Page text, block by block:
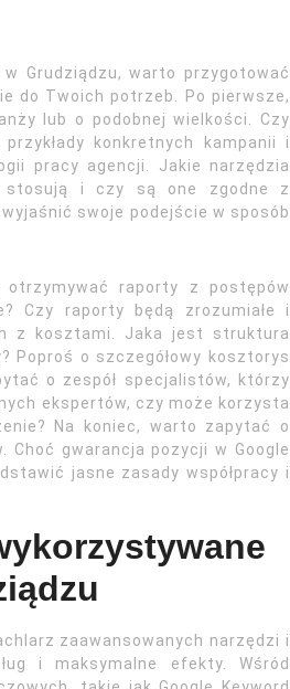
Grudziądzu, warto przygotować
do Twoich potrzeb. Po pierwsze,
lub o podobnej wielkości. Czy
konkretnych kampanii i
pracy agencji. Jakie narzędzia
stosują i czy są one zgodne z
swoje podejście w sposób
raporty z postępów
Czy raporty będą zrozumiałe i
z kosztami. Jaka jest struktura
Poproś o szczegółowy kosztorys
o zespół specjalistów, którzy
ekspertów, czy może korzysta
Na koniec, warto zapytać o
gwarancja pozycji w Google
jasne zasady współpracy i
zaawansowanych narzędzi i
i maksymalne efekty. Wśród